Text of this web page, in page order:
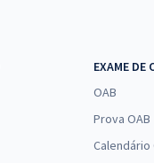
EXAME DE
OAB
Prova OAB
Calendário